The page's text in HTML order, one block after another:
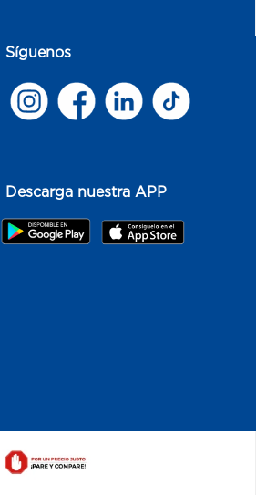
Síguenos
Descarga nuestra APP